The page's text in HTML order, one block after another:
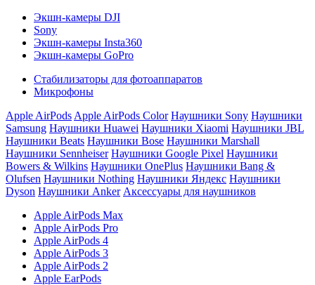
Экшн-камеры DJI
Sony
Экшн-камеры Insta360
Экшн-камеры GoPro
Стабилизаторы для фотоаппаратов
Микрофоны
Apple AirPods Apple AirPods Color Наушники Sony Наушники
Samsung Наушники Huawei Наушники Xiaomi Наушники JBL
Наушники Beats Наушники Bose Наушники Marshall
Наушники Sennheiser Наушники Google Pixel Наушники
Bowers & Wilkins Наушники OnePlus Наушники Bang &
Olufsen Наушники Nothing Наушники Яндекс Наушники
Dyson Наушники Anker Аксессуары для наушников
Apple AirPods Max
Apple AirPods Pro
Apple AirPods 4
Apple AirPods 3
Apple AirPods 2
Apple EarPods